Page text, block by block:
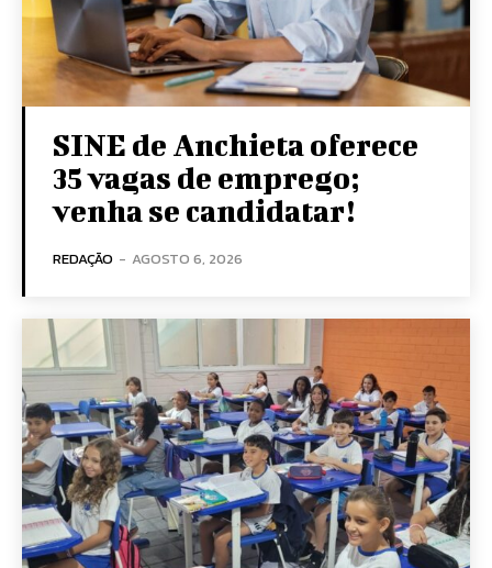
SINE de Anchieta oferece
35 vagas de emprego;
venha se candidatar!
REDAÇÃO - AGOSTO 6, 2026